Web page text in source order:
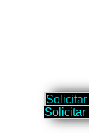
Solicitar
So icitar